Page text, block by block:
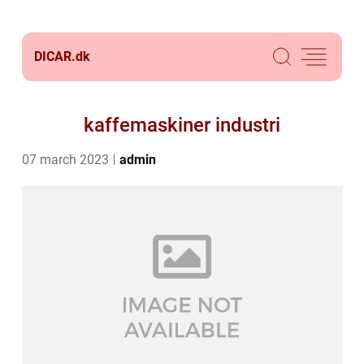
DICAR.dk
kaffemaskiner industri
07 march 2023 admin